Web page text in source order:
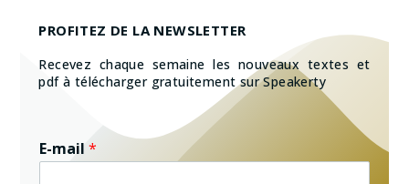
PROFITEZ DE LA NEWSLETTER
Recevez chaque semaine les nouveaux textes et
pdf à télécharger gratuitement sur Speakerty
E-mail*